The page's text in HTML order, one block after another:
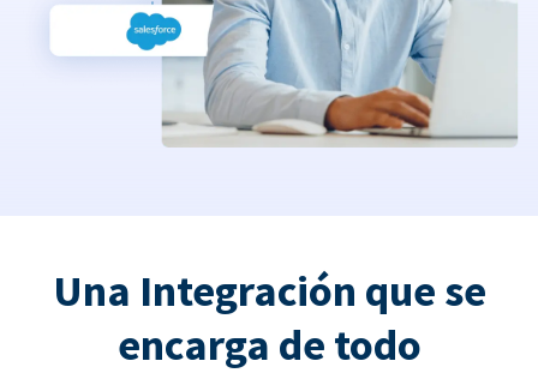
Una Integración que se
encarga de todo